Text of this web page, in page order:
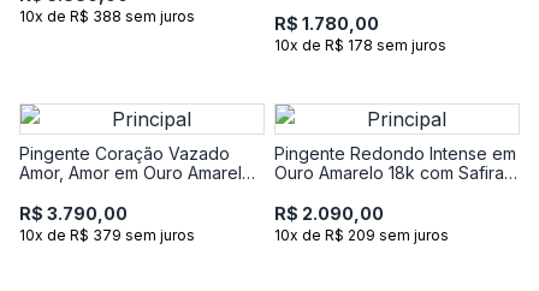
10x de R$ 388 sem juros
R$ 1.780,00
10x de R$ 178 sem juros
Pingente Coração Vazado
Amor, Amor em Ouro Amarelo
Diamantes
R$ 3.790,00
10x de R$ 379 sem juros
Pingente Redondo Intense em
Ouro Amarelo 18k com Safira
Diamante
R$ 2.090,00
10x de R$ 209 sem juros